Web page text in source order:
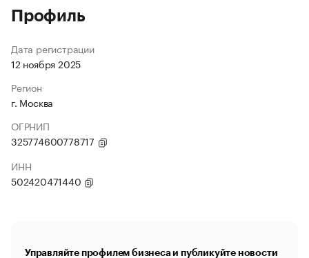
Профиль
Дата регистрации
12 ноября 2025
Регион
г. Москва
ОГРНИП
325774600778717
ИНН
502420471440
Управляйте профилем бизнеса и публикуйте новости